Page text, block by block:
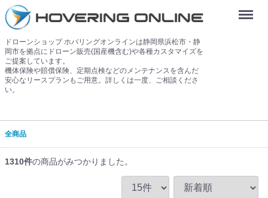
ドローンショップ ホバリングオンラインは静岡県浜松市・静
岡市を拠点にドローン販売(国産機含む)や各種カスタマイズを
ご提案しています。
機体保険や賠償保険、定期点検などのメンテナンスを含んだ
安心なリースプランもご用意。詳しくは一度、ご相談くださ
い。
Menu
全商品
1310件の商品がみつかりました。